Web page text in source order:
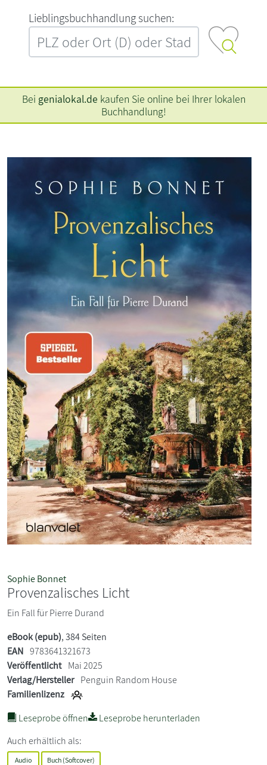
L‍i‍e‍b‍l‍i‍n‍g‍s‍b‍u‍c‍h‍h‍a‍n‍d‍l‍u‍n‍g‍ ‍s‍u‍c‍h‍e‍n‍:‍
Bei genialokal.de kaufen Sie online bei Ihrer lokalen
Buchhandlung!
Sophie Bonnet
Provenzalisches Licht
Ein Fall für Pierre Durand
eBook (epub), 384 Seiten
EAN 9783641321673
Veröffentlicht Mai 2025
Verlag/Hersteller Penguin Random House
Familienlizenz
Leseprobe öffnen
Leseprobe herunterladen
Auch erhältlich als:
Audio
Buch (Softcover)